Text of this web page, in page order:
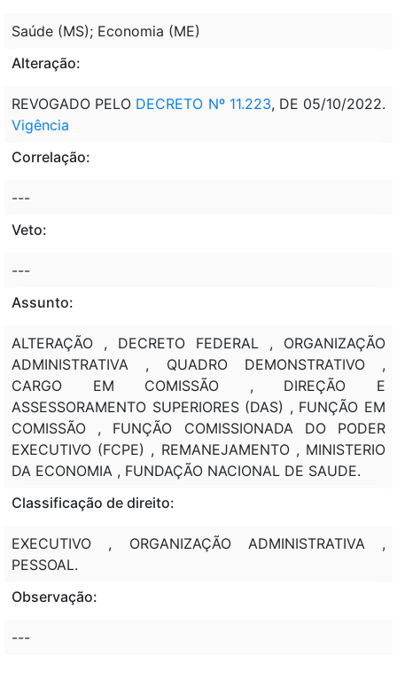
Saúde (MS); Economia (ME)
Alteração:
REVOGADO PELO DECRETO Nº 11.223, DE 05/10/2022.
Vigência
Correlação:
---
Veto:
---
Assunto:
ALTERAÇÃO , DECRETO FEDERAL , ORGANIZAÇÃO
ADMINISTRATIVA , QUADRO DEMONSTRATIVO ,
CARGO EM COMISSÃO , DIREÇÃO E
ASSESSORAMENTO SUPERIORES (DAS) , FUNÇÃO EM
COMISSÃO , FUNÇÃO COMISSIONADA DO PODER
EXECUTIVO (FCPE) , REMANEJAMENTO , MINISTERIO
DA ECONOMIA , FUNDAÇÃO NACIONAL DE SAUDE.
Classificação de direito:
EXECUTIVO , ORGANIZAÇÃO ADMINISTRATIVA ,
PESSOAL.
Observação:
---